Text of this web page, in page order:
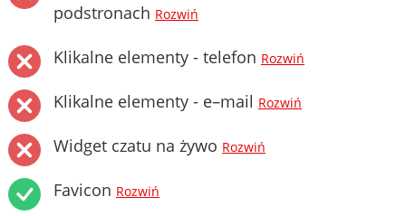
podstronach Rozwiń
Klikalne elementy - telefon Rozwiń
Klikalne elementy - e–mail Rozwiń
Widget czatu na żywo Rozwiń
Favicon Rozwiń